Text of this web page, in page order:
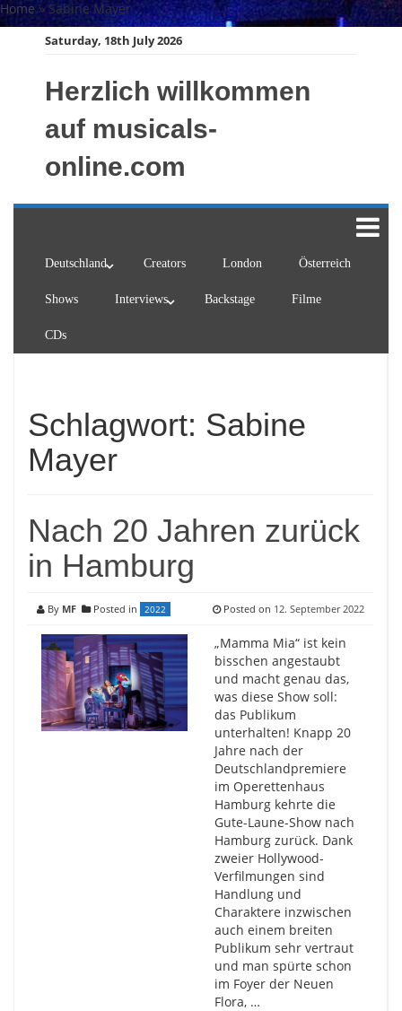
Skip
to
Home» Sabine Mayer
Saturday, 18th July 2026
Herzlich willkommen
auf musicals-
online.com
Deutschland Creators London Österreich
Shows Interviews Backstage Filme
CDs
Schlagwort: Sabine
Mayer
Nach 20 Jahren zurück
in Hamburg
By MF Posted in 2022 Posted on 12. September 2022
„Mamma Mia“ ist kein
bisschen angestaubt
und macht genau das,
was diese Show soll:
das Publikum
unterhalten! Knapp 20
Jahre nach der
Deutschlandpremiere
im Operettenhaus
Hamburg kehrte die
Gute-Laune-Show nach
Hamburg zurück. Dank
zweier Hollywood-
Verfilmungen sind
Handlung und
Charaktere inzwischen
auch einem breiten
Publikum sehr vertraut
und man spürte schon
im Foyer der Neuen
Flora, …